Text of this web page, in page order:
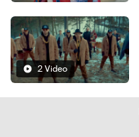
2 Video